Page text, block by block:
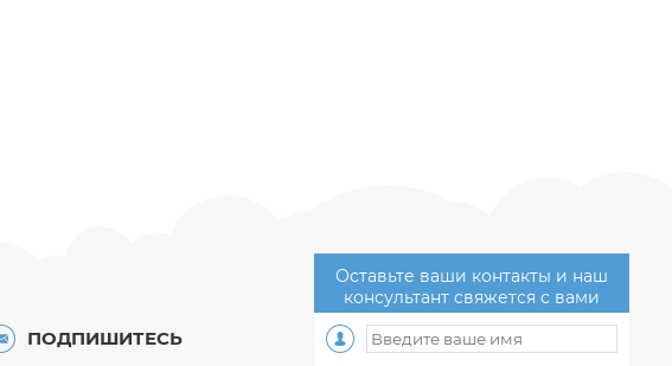
ПОДПИШИТЕСЬ
Оставьте ваши контакты и наш
консультант свяжется с вами